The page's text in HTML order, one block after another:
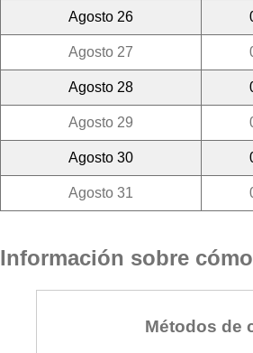
Agosto 26
Agosto 27
Agosto 28
Agosto 29
Agosto 30
Agosto 31
Información sobre
Métodos de